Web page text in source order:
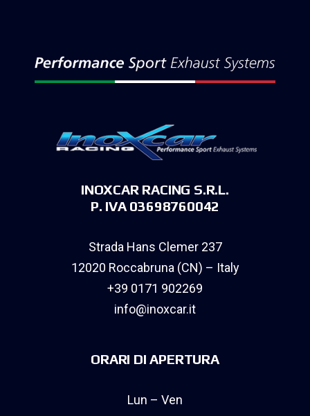
INOXCAR RACING S.R.L.
P. IVA 03698760042
Strada Hans Clemer 237
12020 Roccabruna (CN) – Italy
+39 0171 902269
info@inoxcar.it
ORARI DI APERTURA
Lun – Ven